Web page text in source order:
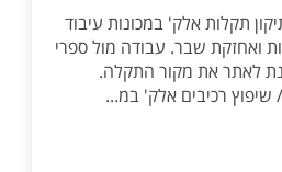
תקלות אלק' במכונות עיבוד
ואחזקת שבר. עבודה מול ספרי
לאתר את מקור התקלה.
שיפוץ רכיבים אלק' במ...